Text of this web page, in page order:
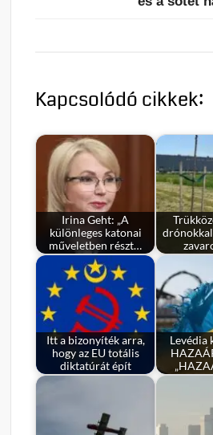
Kapcsolódó cikkek:
Irina Geht: „A
különleges katonai
műveletben részt…
Itt a bizonyíték arra,
hogy az EU totális
diktatúrát épít
Levédia